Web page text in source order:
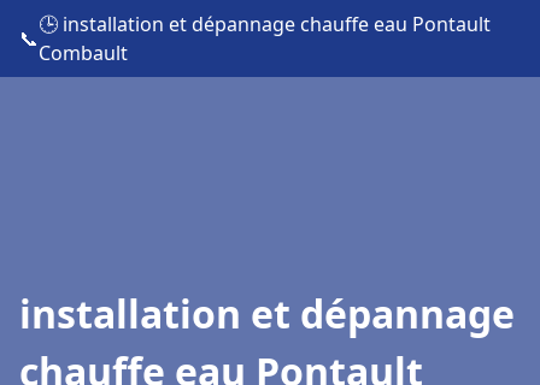
📞
🕒 installation et dépannage chauffe eau Pontault
Combault
installation et dépannage
chauffe eau Pontault